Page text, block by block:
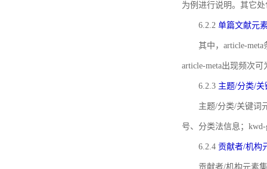
为例进行说明。其它
6.2.2 单篇文献元
其中，article-
article-meta出现频次可
6.2.3 主题/分类/
主题/分类/关键词
号、分类法信息；
6.2.4 贡献者/机构
贡献者/机构元素